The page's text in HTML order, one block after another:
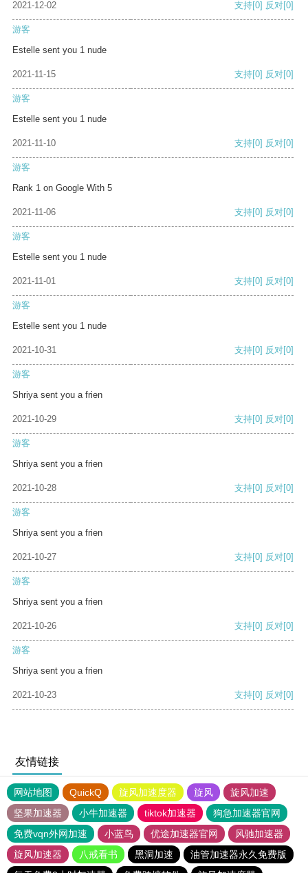
2021-12-02 支持[0] 反对[0]
游客
Estelle sent you 1 nude
2021-11-15 支持[0] 反对[0]
游客
Estelle sent you 1 nude
2021-11-10 支持[0] 反对[0]
游客
Rank 1 on Google With 5
2021-11-06 支持[0] 反对[0]
游客
Estelle sent you 1 nude
2021-11-01 支持[0] 反对[0]
游客
Estelle sent you 1 nude
2021-10-31 支持[0] 反对[0]
游客
Shriya sent you a frien
2021-10-29 支持[0] 反对[0]
游客
Shriya sent you a frien
2021-10-28 支持[0] 反对[0]
游客
Shriya sent you a frien
2021-10-27 支持[0] 反对[0]
游客
Shriya sent you a frien
2021-10-26 支持[0] 反对[0]
游客
Shriya sent you a frien
2021-10-23 支持[0] 反对[0]
友情链接
网站地图 QuickQ 旋风加速度器 旋风
旋风加速
坚果加速器
小牛加速器 tiktok加速器
狗急加速器官网
免费vqn外网加速
小蓝鸟 优途加速器官网
风驰加速器
旋风加速器
八戒看书 黑洞加速
油管加速器永久免费版